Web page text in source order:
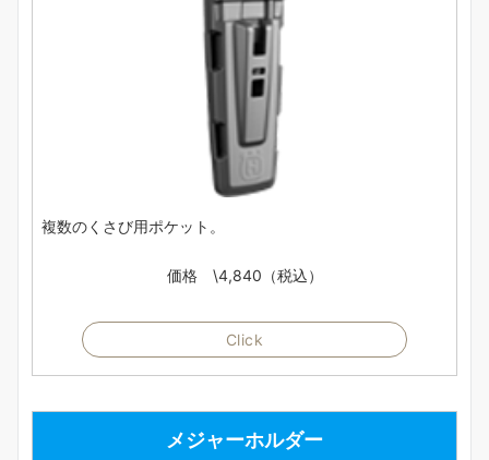
複数のくさび用ポケット。
価格 \4,840（税込）
Click
メジャーホルダー